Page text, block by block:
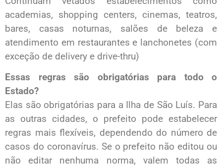
academias, shopping centers, cinemas, teatros,
bares, casas noturnas, salões de beleza e
atendimento em restaurantes e lanchonetes (com
exceção de delivery e drive-thru)
Essas regras são obrigatórias para todo o
Estado?
Elas são obrigatórias para a Ilha de São Luís. Para
as outras cidades, o prefeito pode estabelecer
regras mais flexíveis, dependendo do número de
casos do coronavírus. Se o prefeito não editou ou
não editar nenhuma norma, valem todas as